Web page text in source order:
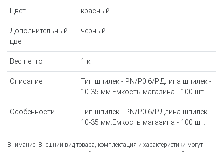
Цвет красный
Дополнительный
цвет
черный
Вес нетто 1 кг
Описание
Тип шпилек - PN/P0.6/P.Длина шпилек -
10-35 мм.Емкость магазина - 100 шт.
Особенности
Тип шпилек - PN/P0.6/P.Длина шпилек -
10-35 мм.Емкость магазина - 100 шт.
Внимание! Внешний вид товара, комплектация и характеристики могут